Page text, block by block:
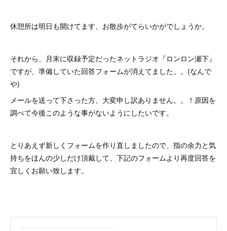
休憩所は明日も開けてます、お散歩がてらいかがでしょうか。
それから、月末に収録予定だったネットラジオ『ロンロン瀬下』
ですが、準備していた回答フォームが消えてました。。(なんで
や)
メールを送って下さった方、大変申し訳ありません。。！原因を
調べて今後このような事がないようにしたいです。
とりあえず新しくフォームを作り直しましたので、指の余力と気
持ちをほんの少しだけ頂戴して、下記のフォームより再度回答を
宜しくお願い致します。